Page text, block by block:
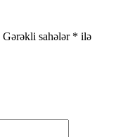
Gərəkli sahələr * ilə